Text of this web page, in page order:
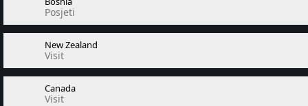
Posjeti
New Zealand
Visit
Canada
Visit